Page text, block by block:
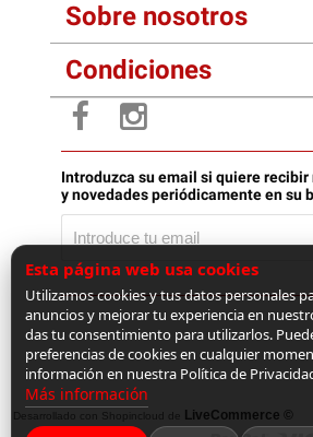
Sobre nosotros
Condiciones
Introduzca su email si quiere
y novedades periódicamente en su
Desarrollado con Shopincloud de LiveCommerce ©
Esta página web usa cookies
Utilizamos cookies y tus datos personales
anuncios y mejorar tu experiencia en
das tu consentimiento para utilizarlos.
preferencias de cookies en cualquier
información en nuestra Política de
Más información